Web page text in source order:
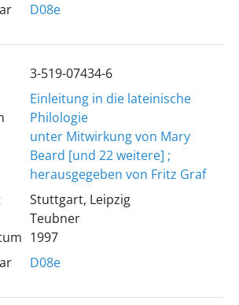
D08e
3-519-07434-6
Einleitung in die lateinische
Philologie
unter Mitwirkung von Mary
Beard [und 22 weitere] ;
herausgegeben von Fritz Graf
Stuttgart, Leipzig
Teubner
1997
D08e